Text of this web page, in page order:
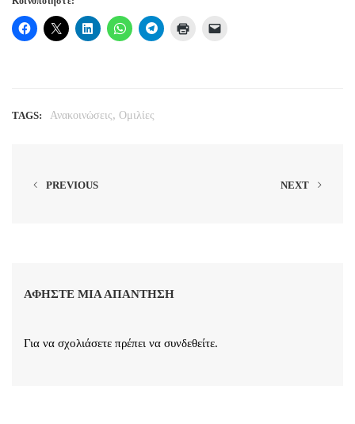
TAGS: Ανακοινώσεις, Ομιλίες
PREVIOUS NEXT
ΑΦΉΣΤΕ ΜΙΑ ΑΠΆΝΤΗΣΗ
Για να σχολιάσετε πρέπει να συνδεθείτε.